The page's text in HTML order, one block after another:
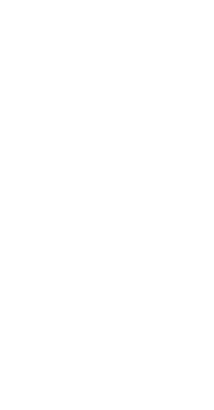
オブジェクトの [公開さ
されます。